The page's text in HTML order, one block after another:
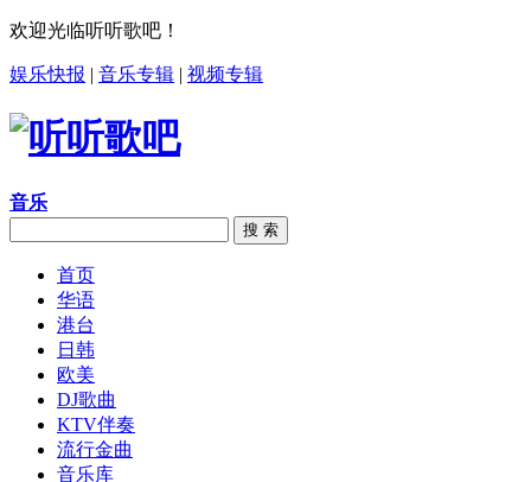
欢迎光临听听歌吧！
娱乐快报 | 音乐专辑 | 视频专辑
音乐
搜 索
首页
华语
港台
日韩
欧美
DJ歌曲
KTV伴奏
流行金曲
音乐库